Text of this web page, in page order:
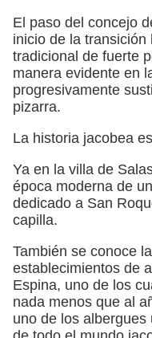
El paso del concejo
inicio de la
tradicional de fuerte
manera evidente en
progresivamente
pizarra.
La historia jacobea
Ya en la villa de
época moderna de
dedicado a San
capilla.
También se conoce
establecimientos de
Espina, uno de los
nada menos que al
uno de los